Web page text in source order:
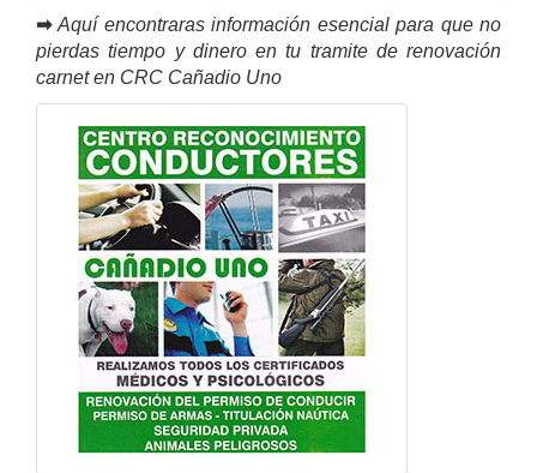
➡ Aquí encontraras información esencial para que no
pierdas tiempo y dinero en tu tramite de renovación
carnet en CRC Cañadio Uno